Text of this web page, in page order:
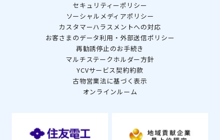
セキュリティーポリシー
ソーシャルメディアポリシー
カスタマーハラスメントへの対応
お客さまのデータ利用・外部送信ポリシー
再勧誘停止のお手続き
マルチステークホルダー方針
YCVサービス契約約款
古物営業法に基づく表示
オンラインルーム